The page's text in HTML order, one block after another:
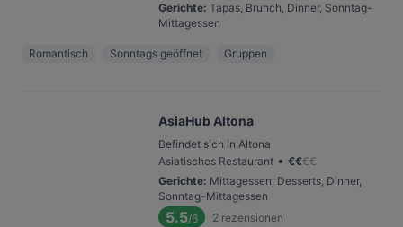
Gerichte: Tapas, Brunch, Dinner, Sonntag-
Mittagessen
Romantisch Sonntags geöffnet Gruppen
AsiaHub Altona
Befindet sich in Altona
Asiatisches Restaurant • €€€€
Gerichte: Mittagessen, Desserts, Dinner,
Sonntag-Mittagessen
5.5/6 2 rezensionen